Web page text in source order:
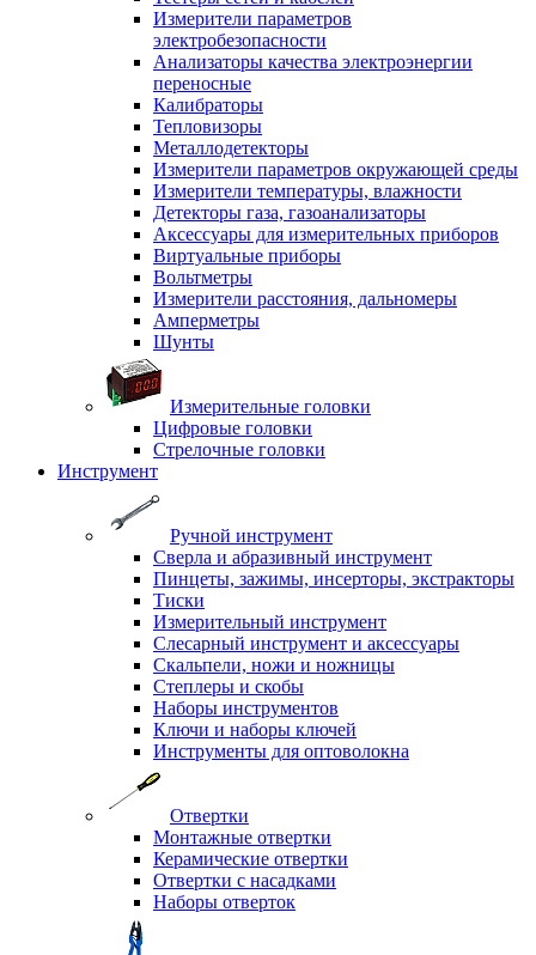
Измерители параметров
электробезопасности
Анализаторы качества электроэнергии
переносные
Калибраторы
Тепловизоры
Металлодетекторы
Измерители параметров окружающей среды
Измерители температуры, влажности
Детекторы газа, газоанализаторы
Аксессуары для измерительных приборов
Виртуальные приборы
Вольтметры
Измерители расстояния, дальномеры
Амперметры
Шунты
Измерительные головки
Цифровые головки
Стрелочные головки
Инструмент
Ручной инструмент
Сверла и абразивный инструмент
Пинцеты, зажимы, инсерторы, экстракторы
Тиски
Измерительный инструмент
Слесарный инструмент и аксессуары
Скальпели, ножи и ножницы
Степлеры и скобы
Наборы инструментов
Ключи и наборы ключей
Инструменты для оптоволокна
Отвертки
Монтажные отвертки
Керамические отвертки
Отвертки с насадками
Наборы отверток